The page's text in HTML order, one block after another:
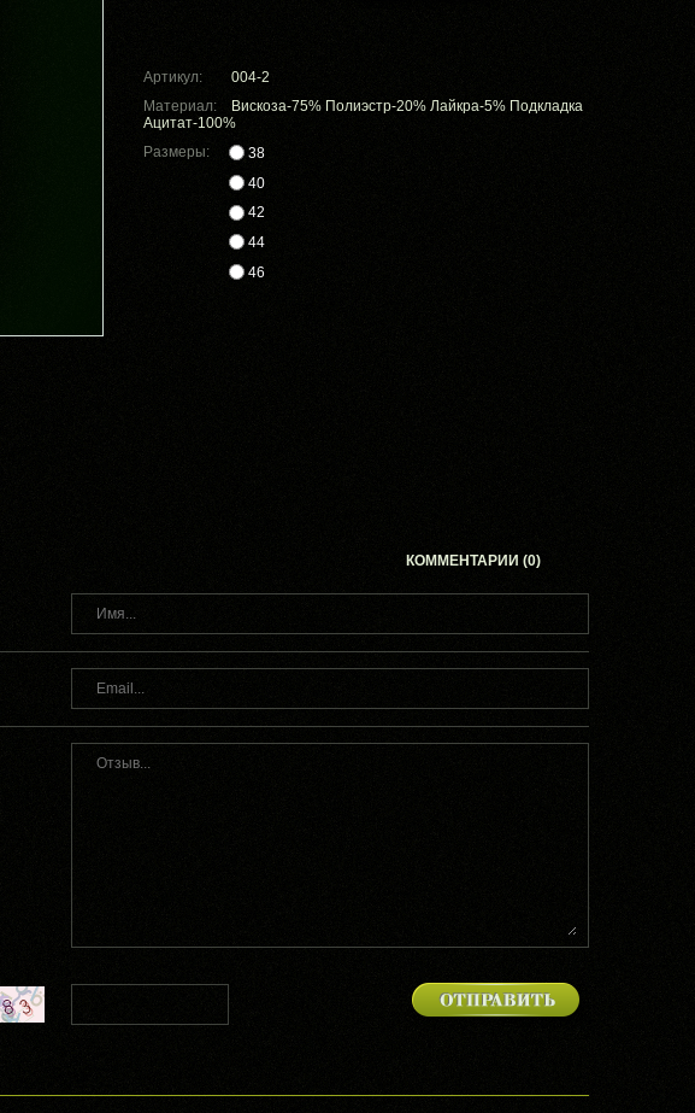
Артикул:
004-2
Материал:
Вискоза-75% Полиэстр-20% Лайкра-5% Подкладка
Ацитат-100%
Размеры:
38
40
42
44
46
КОММЕНТАРИИ (0)